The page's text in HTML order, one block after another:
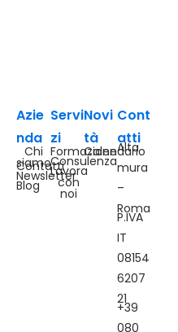
Azie
nda
Chi
siamo
Contatti
Newsletter
Blog
Servi
zi
Formazione
Consulenza
Lavora
con
noi
Novi
tà
Calendario
Cont
atti
Alta
mura
–
Roma
P.IVA
IT
08154
6207
21
+39
080